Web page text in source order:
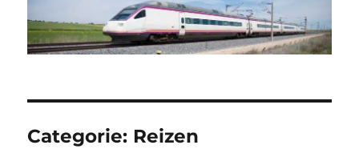
Categorie: Reizen